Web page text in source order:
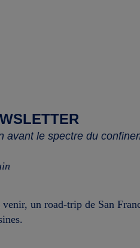
avant le spectre du
un road-trip de San